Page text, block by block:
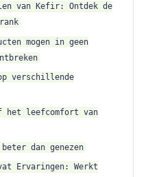
van Kefir: Ontdek de
mogen in geen
verschillende
het leefcomfort van
dan genezen
Ervaringen: Werkt